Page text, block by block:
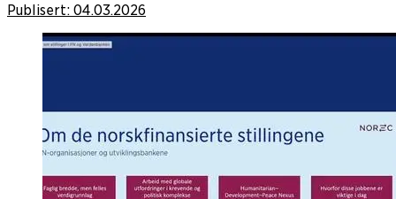
Publisert: 04.03.2026